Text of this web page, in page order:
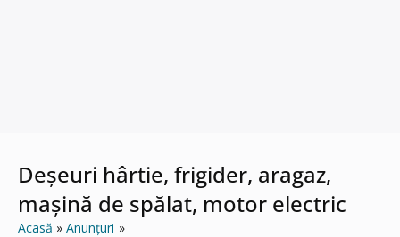
Deșeuri hârtie, frigider, aragaz,
mașină de spălat, motor electric
Acasă
Anunțuri